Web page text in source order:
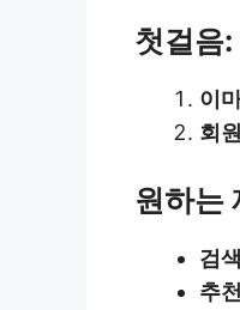
첫걸음:
이
회
원하는
검
추